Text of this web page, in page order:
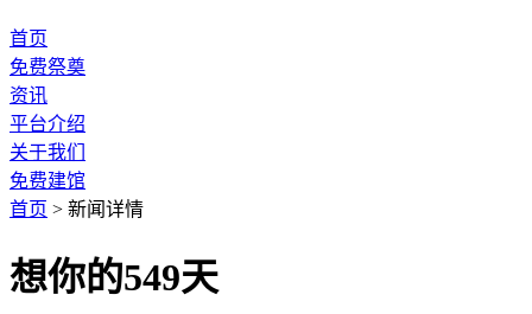
首页
免费祭奠
资讯
平台介绍
关于我们
免费建馆
首页 > 新闻详情
想你的549天